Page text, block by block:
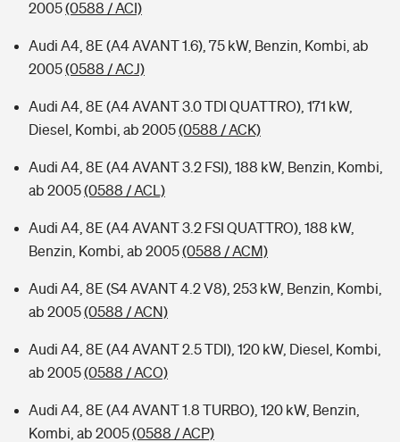
2005(0588 / ACI)
Audi A4, 8E (A4 AVANT 1.6), 75 kW, Benzin, Kombi, ab
2005(0588 / ACJ)
Audi A4, 8E (A4 AVANT 3.0 TDI QUATTRO), 171 kW,
Diesel, Kombi, ab 2005(0588 / ACK)
Audi A4, 8E (A4 AVANT 3.2 FSI), 188 kW, Benzin, Kombi,
ab 2005(0588 / ACL)
Audi A4, 8E (A4 AVANT 3.2 FSI QUATTRO), 188 kW,
Benzin, Kombi, ab 2005(0588 / ACM)
Audi A4, 8E (S4 AVANT 4.2 V8), 253 kW, Benzin, Kombi,
ab 2005(0588 / ACN)
Audi A4, 8E (A4 AVANT 2.5 TDI), 120 kW, Diesel, Kombi,
ab 2005(0588 / ACO)
Audi A4, 8E (A4 AVANT 1.8 TURBO), 120 kW, Benzin,
Kombi, ab 2005(0588 / ACP)